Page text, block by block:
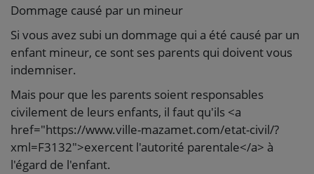
Dommage causé par un mineur
Si vous avez subi un dommage qui a été causé par un
enfant mineur, ce sont ses parents qui doivent vous
indemniser.
Mais pour que les parents soient responsables
civilement de leurs enfants, il faut qu'ils <a
href="https://www.ville-mazamet.com/etat-civil/?
xml=F3132">exercent l'autorité parentale</a> à
l'égard de l'enfant.